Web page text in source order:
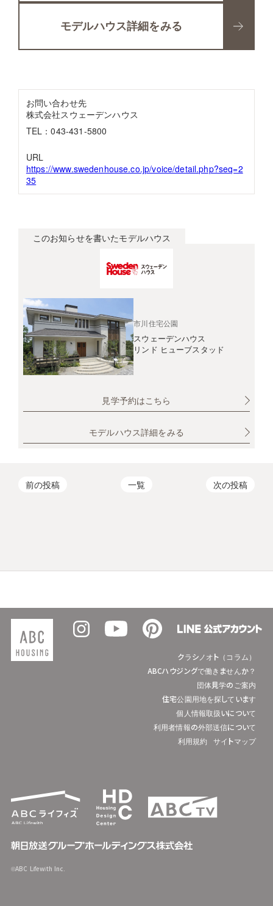
モデルハウス詳細をみる
お問い合わせ先
株式会社スウェーデンハウス
TEL：043-431-5800
URL
https://www.swedenhouse.co.jp/voice/detail.php?seq=2
35
このお知らせを書いたモデルハウス
市川住宅公園
スウェーデンハウス
リンド ヒューブスタッド
見学予約はこちら
モデルハウス詳細をみる
前の投稿 一覧 次の投稿
クラシノオト（コラム）
ABCハウジングで働きませんか？
団体見学のご案内
住宅公園用地を探しています
個人情報取扱いについて
利用者情報の外部送信について
利用規約
サイトマップ
©ABC Lifewith Inc.